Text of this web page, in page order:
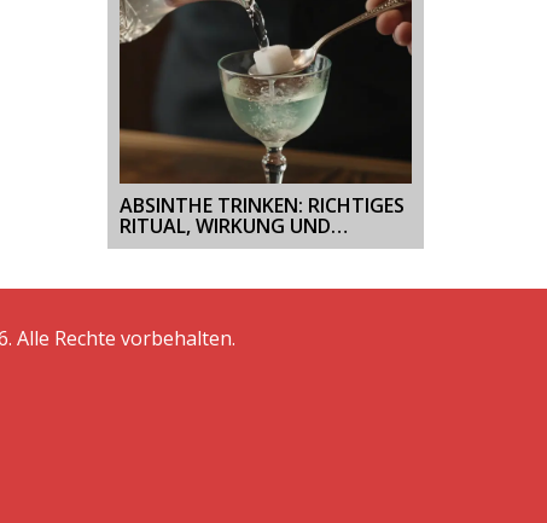
ABSINTHE TRINKEN: RICHTIGES
RITUAL, WIRKUNG UND
MYTHEN
Alle Rechte vorbehalten.